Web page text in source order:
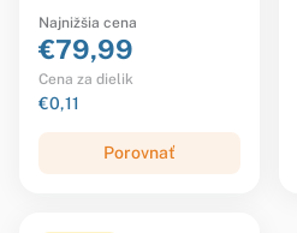
Najnižšia cena
€79,99
Cena za dielik
€0,11
Porovnať